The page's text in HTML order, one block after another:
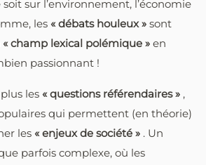
sur l’environnement, l’économie
les « débats houleux » sont
« champ lexical polémique » en
passionnant !
les « questions référendaires » ,
qui permettent (en théorie)
les « enjeux de société » . Un
parfois complexe, où les